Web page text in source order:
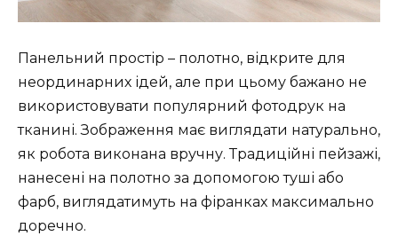
Панельний простір – полотно, відкрите для
неординарних ідей, але при цьому бажано не
використовувати популярний фотодрук на
тканині. Зображення має виглядати натурально,
як робота виконана вручну. Традиційні пейзажі,
нанесені на полотно за допомогою туші або
фарб, виглядатимуть на фіранках максимально
доречно.